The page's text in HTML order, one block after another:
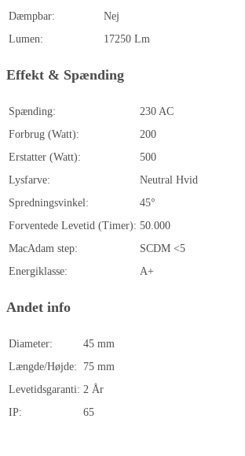
Dæmpbar:
Nej
Lumen:
17250 Lm
Effekt & Spænding
Spænding:
230 AC
Forbrug (Watt):
200
Erstatter (Watt):
500
Lysfarve:
Neutral Hvid
Spredningsvinkel:
45°
Forventede Levetid (Timer): 50.000
MacAdam step:
SCDM <5
Energiklasse:
A+
Andet info
Diameter:
45 mm
Længde/Højde:
75 mm
Levetidsgaranti: 2 År
IP:
65